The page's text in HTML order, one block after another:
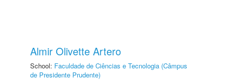
Almir Olivette Artero
School: Faculdade de Ciências e Tecnologia (Câmpus
de Presidente Prudente)